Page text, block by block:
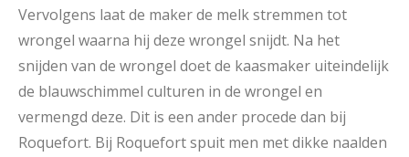
Vervolgens laat de maker de melk stremmen tot
wrongel waarna hij deze wrongel snijdt. Na het
snijden van de wrongel doet de kaasmaker uiteindelijk
de blauwschimmel culturen in de wrongel en
vermengd deze. Dit is een ander procede dan bij
Roquefort. Bij Roquefort spuit men met dikke naalden